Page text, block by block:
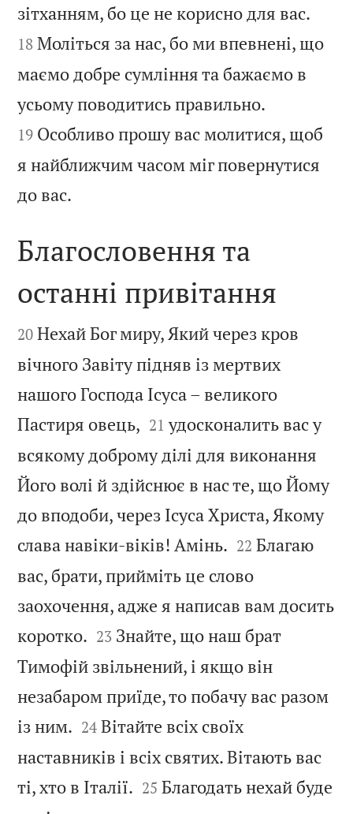
зітханням, бо це не корисно для вас.
18 Моліться за нас, бо ми впевнені, що
маємо добре сумління та бажаємо в
усьому поводитись правильно.
19 Особливо прошу вас молитися, щоб
я найближчим часом міг повернутися
до вас.

Благословення та
останні привітання

20 Нехай Бог миру, Який через кров
вічного Завіту підняв із мертвих
нашого Господа Ісуса – великого
Пастиря овець, 

21 удосконалить вас у
всякому доброму ділі для виконання
Його волі й здійснює в нас те, що Йому
до вподоби, через Ісуса Христа, Якому
слава навіки-віків! Амінь. 

22 Благаю
вас, брати, прийміть це слово
заохочення, адже я написав вам досить
коротко. 

23 Знайте, що наш брат
Тимофій звільнений, і якщо він
незабаром приїде, то побачу вас разом
із ним. 

24 Вітайте всіх своїх
наставників і всіх святих. Вітають вас
ті, хто в Італії. 

25 Благодать нехай буде